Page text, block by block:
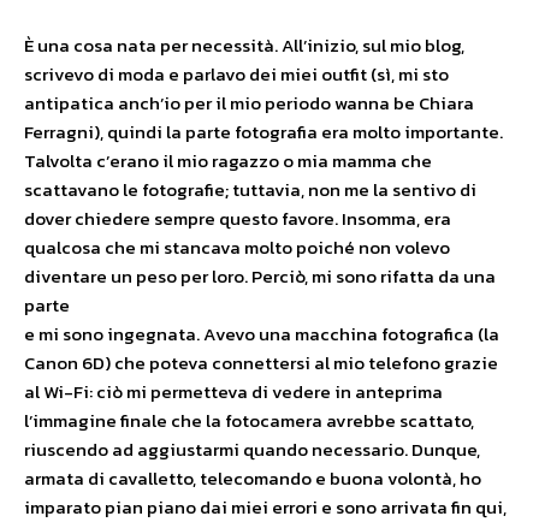
È una cosa nata per necessità. All’inizio, sul mio blog,
scrivevo di moda e parlavo dei miei outfit (sì, mi sto
antipatica anch’io per il mio periodo wanna be Chiara
Ferragni), quindi la parte fotografia era molto importante.
Talvolta c’erano il mio ragazzo o mia mamma che
scattavano le fotografie; tuttavia, non me la sentivo di
dover chiedere sempre questo favore. Insomma, era
qualcosa che mi stancava molto poiché non volevo
diventare un peso per loro. Perciò, mi sono rifatta da una
parte
e mi sono ingegnata. Avevo una macchina fotografica (la
Canon 6D) che poteva connettersi al mio telefono grazie
al Wi-Fi: ciò mi permetteva di vedere in anteprima
l’immagine finale che la fotocamera avrebbe scattato,
riuscendo ad aggiustarmi quando necessario. Dunque,
armata di cavalletto, telecomando e buona volontà, ho
imparato pian piano dai miei errori e sono arrivata fin qui,